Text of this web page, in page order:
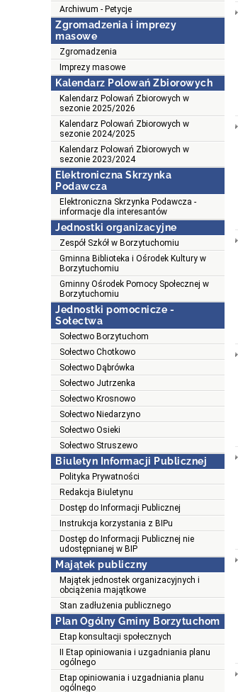
Archiwum - Petycje
Zgromadzenia i imprezy
masowe
Zgromadzenia
Imprezy masowe
Kalendarz Polowań Zbiorowych
Kalendarz Polowań Zbiorowych w
sezonie 2025/2026
Kalendarz Polowań Zbiorowych w
sezonie 2024/2025
Kalendarz Polowań Zbiorowych w
sezonie 2023/2024
Elektroniczna Skrzynka
Podawcza
Elektroniczna Skrzynka Podawcza -
informacje dla interesantów
Jednostki organizacyjne
Zespół Szkół w Borzytuchomiu
Gminna Biblioteka i Ośrodek Kultury w
Borzytuchomiu
Gminny Ośrodek Pomocy Społecznej w
Borzytuchomiu
Jednostki pomocnicze -
Sołectwa
Sołectwo Borzytuchom
Sołectwo Chotkowo
Sołectwo Dąbrówka
Sołectwo Jutrzenka
Sołectwo Krosnowo
Sołectwo Niedarzyno
Sołectwo Osieki
Sołectwo Struszewo
Biuletyn Informacji Publicznej
Polityka Prywatności
Redakcja Biuletynu
Dostęp do Informacji Publicznej
Instrukcja korzystania z BIPu
Dostęp do Informacji Publicznej nie
udostępnianej w BIP
Majątek publiczny
Majątek jednostek organizacyjnych i
obciążenia majątkowe
Stan zadłużenia publicznego
Plan Ogólny Gminy Borzytuchom
Etap konsultacji społecznych
II Etap opiniowania i uzgadniania planu
ogólnego
Etap opiniowania i uzgadniania planu
ogólnego